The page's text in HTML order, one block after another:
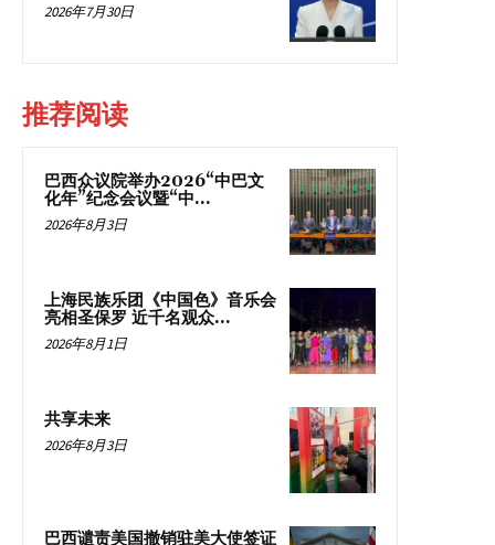
2026年7月30日
推荐阅读
巴西众议院举办2026“中巴文
化年”纪念会议暨“中...
2026年8月3日
上海民族乐团《中国色》音乐会
亮相圣保罗 近千名观众...
2026年8月1日
共享未来
2026年8月3日
巴西谴责美国撤销驻美大使签证